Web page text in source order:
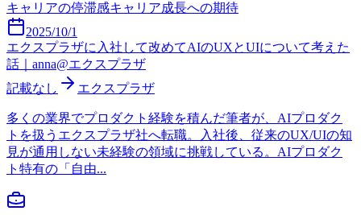
キャリアの停滞感キャリア成長への期待
2025/10/1
エクスプラザに入社して改めてAIのUXとUIについて考えた
話｜anna@エクスプラザ
記載なし
エクスプラザ
多くの業界でプロダクト経験を積んだ筆者が、AIプロダク
トを扱うエクスプラザ社へ転職。入社後、従来のUX/UIの知
見が通用しない未経験の領域に挑戦している。AIプロダク
ト特有の「自由...